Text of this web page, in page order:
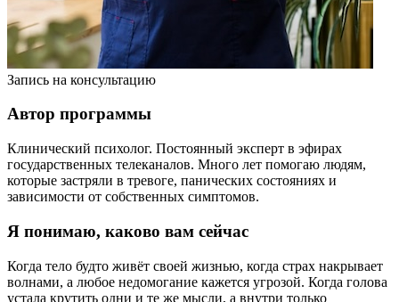
Запись на консультацию
Автор программы
Клинический психолог. Постоянный эксперт в эфирах
государственных телеканалов. Много лет помогаю людям,
которые застряли в тревоге, панических состояниях и
зависимости от собственных симптомов.
Я понимаю, каково вам сейчас
Когда тело будто живёт своей жизнью, когда страх накрывает
волнами, а любое недомогание кажется угрозой. Когда голова
устала крутить одни и те же мысли, а внутри только